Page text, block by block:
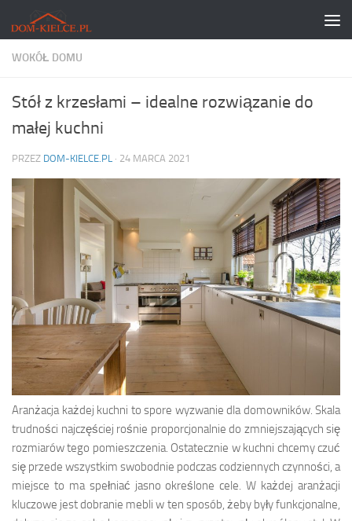
Skip to content
WOKÓŁ DOMU
Stół z krzesłami – idealne rozwiązanie do
małej kuchni
PRZEZ DOM-KIELCE.PL · 24 MARCA 2021
Aranżacja każdej kuchni to spore wyzwanie dla domowników. Skala
trudności najczęściej rośnie proporcjonalnie do zmniejszających się
rozmiarów tego pomieszczenia. Ostatecznie w kuchni chcemy czuć
się przede wszystkim swobodnie podczas codziennych czynności, a
miejsce to ma spełniać jasno określone cele. W każdej aranżacji
kluczowe jest dobranie mebli w ten sposób, żeby były funkcjonalne,